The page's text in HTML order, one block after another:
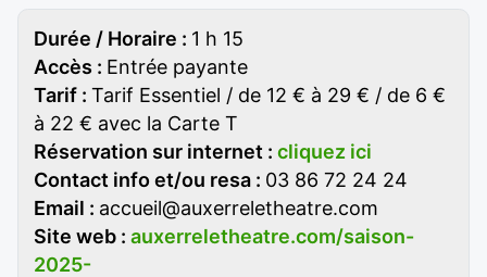
Durée / Horaire : 1 h 15
Accès : Entrée payante
Tarif : Tarif Essentiel / de 12 € à 29 € / de 6 €
à 22 € avec la Carte T
Réservation sur internet : cliquez ici
Contact info et/ou resa : 03 86 72 24 24
Email : accueil@auxerreletheatre.com
Site web : auxerreletheatre.com/saison-
2025-